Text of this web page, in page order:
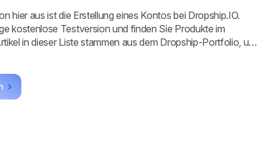
hier aus ist die Erstellung eines Kontos bei Dropship.IO.
kostenlose Testversion und finden Sie Produkte im
in dieser Liste stammen aus dem Dropship-Portfolio, und